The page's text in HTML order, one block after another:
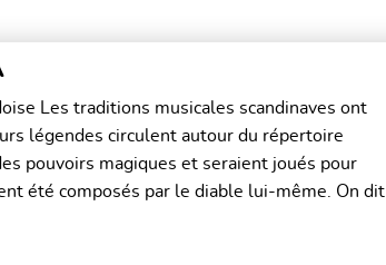
Les traditions musicales scandinaves ont
légendes circulent autour du répertoire
pouvoirs magiques et seraient joués pour
été composés par le diable lui-même. On dit